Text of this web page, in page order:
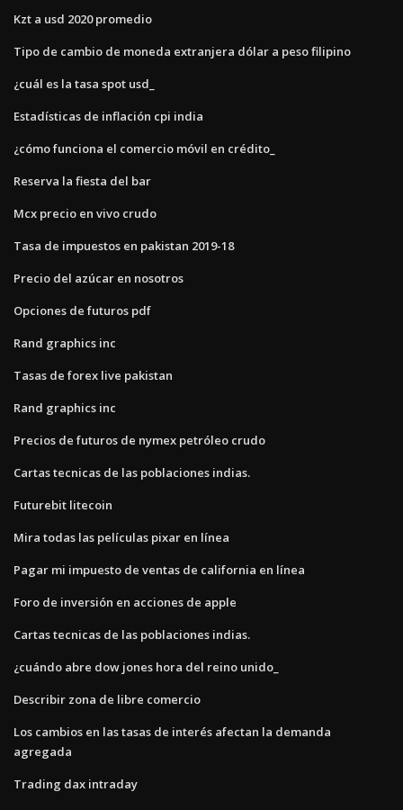
Kzt a usd 2020 promedio
Tipo de cambio de moneda extranjera dólar a peso filipino
¿cuál es la tasa spot usd_
Estadísticas de inflación cpi india
¿cómo funciona el comercio móvil en crédito_
Reserva la fiesta del bar
Mcx precio en vivo crudo
Tasa de impuestos en pakistan 2019-18
Precio del azúcar en nosotros
Opciones de futuros pdf
Rand graphics inc
Tasas de forex live pakistan
Rand graphics inc
Precios de futuros de nymex petróleo crudo
Cartas tecnicas de las poblaciones indias.
Futurebit litecoin
Mira todas las películas pixar en línea
Pagar mi impuesto de ventas de california en línea
Foro de inversión en acciones de apple
Cartas tecnicas de las poblaciones indias.
¿cuándo abre dow jones hora del reino unido_
Describir zona de libre comercio
Los cambios en las tasas de interés afectan la demanda
agregada
Trading dax intraday